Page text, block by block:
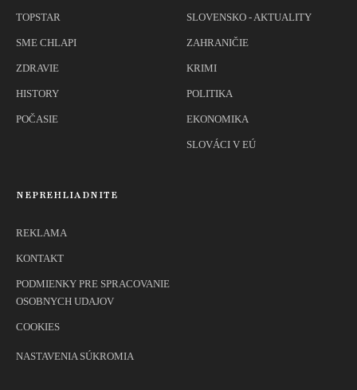
TOPSTAR
SME CHLAPI
ZDRAVIE
HISTORY
POČASIE
SLOVENSKO - AKTUALITY
ZAHRANIČIE
KRIMI
POLITIKA
EKONOMIKA
SLOVÁCI V EÚ
NEPREHLIADNITE
REKLAMA
KONTAKT
PODMIENKY PRE SPRACOVANIE
OSOBNYCH UDAJOV
COOKIES
NASTAVENIA SÚKROMIA